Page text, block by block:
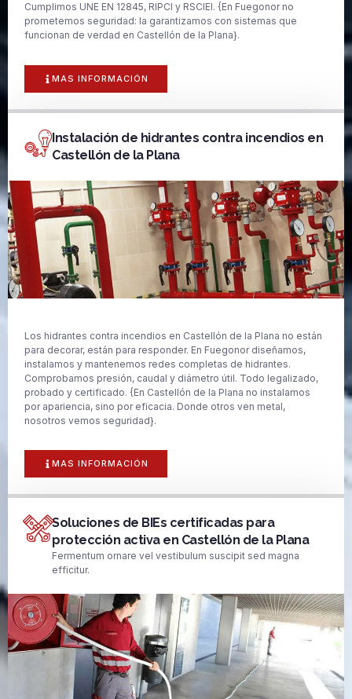
Cumplimos UNE EN 12845, RIPCI y RSCIEI. {En Fuegonor no
prometemos seguridad: la garantizamos con sistemas que
funcionan de verdad en Castellón de la Plana}.
MAS INFORMACIÓN
Instalación de hidrantes contra incendios en
Castellón de la Plana
Los hidrantes contra incendios en Castellón de la Plana no están
para decorar, están para responder. En Fuegonor diseñamos,
instalamos y mantenemos redes completas de hidrantes.
Comprobamos presión, caudal y diámetro útil. Todo legalizado,
probado y certificado. {En Castellón de la Plana no instalamos
por apariencia, sino por eficacia. Donde otros ven metal,
nosotros vemos seguridad}.
MAS INFORMACIÓN
Soluciones de BIEs certificadas para
protección activa en Castellón de la Plana
Fermentum ornare vel vestibulum suscipit sed magna
efficitur.